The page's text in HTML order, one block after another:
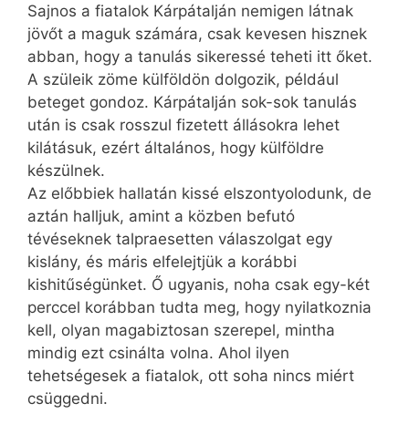
Sajnos a fiatalok Kárpátalján nemigen látnak
jövőt a maguk számára, csak kevesen hisznek
abban, hogy a tanulás sikeressé teheti itt őket.
A szüleik zöme külföldön dolgozik, például
beteget gondoz. Kárpátalján sok-sok tanulás
után is csak rosszul fizetett állásokra lehet
kilátásuk, ezért általános, hogy külföldre
készülnek.
Az előbbiek hallatán kissé elszontyolodunk, de
aztán halljuk, amint a közben befutó
tévéseknek talpraesetten válaszolgat egy
kislány, és máris elfelejtjük a korábbi
kishitűségünket. Ő ugyanis, noha csak egy-két
perccel korábban tudta meg, hogy nyilatkoznia
kell, olyan magabiztosan szerepel, mintha
mindig ezt csinálta volna. Ahol ilyen
tehetségesek a fiatalok, ott soha nincs miért
csüggedni.